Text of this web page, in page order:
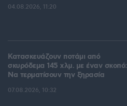
04.08.2026, 11:20
Κατασκευάζουν ποτάμι από
σκυρόδεμα 145 χλμ. με έναν σκοπό:
Να τερματίσουν την ξηρασία
07.08.2026, 10:32